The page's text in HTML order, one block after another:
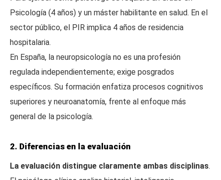
Psicología (4 años) y un máster habilitante en salud. En el
sector público, el PIR implica 4 años de residencia
hospitalaria.
En España, la neuropsicología no es una profesión
regulada independientemente; exige posgrados
específicos. Su formación enfatiza procesos cognitivos
superiores y neuroanatomía, frente al enfoque más
general de la psicología.
2. Diferencias en la evaluación
La evaluación distingue claramente ambas disciplinas.